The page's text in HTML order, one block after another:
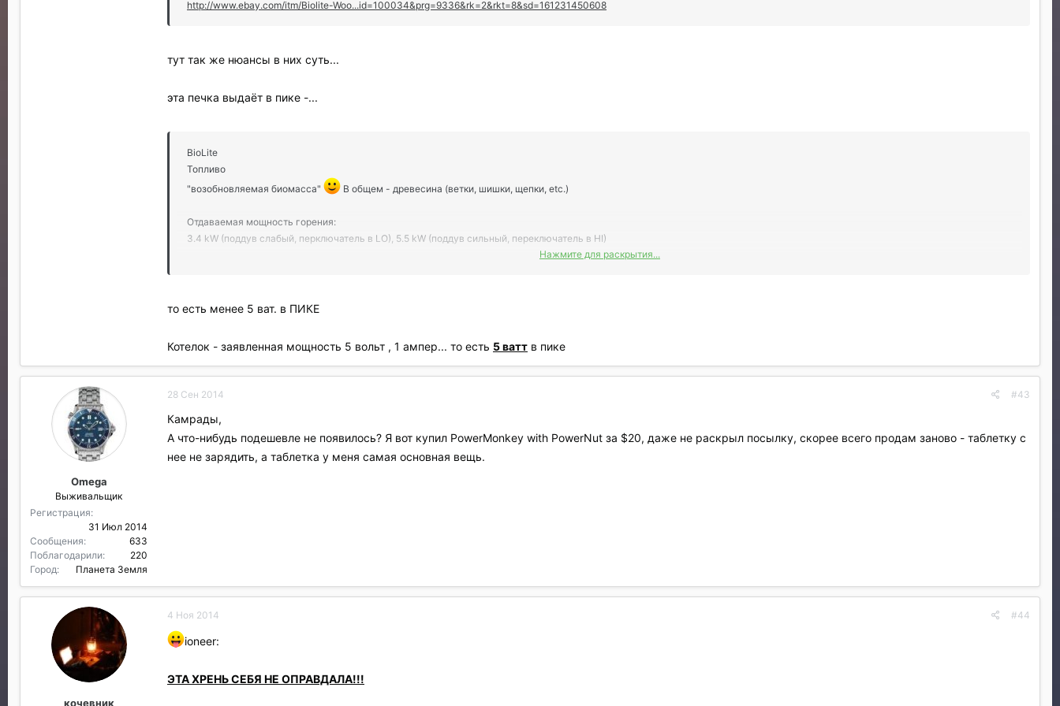
http://www.ebay.com/itm/Biolite-Woo...id=100034&prg=9336&rk=2&rkt=8&sd=161231450608
тут так же нюансы в них суть...
эта печка выдаёт в пике -...
BioLite
Топливо
"возобновляемая биомасса"
В общем - древесина (ветки, шишки, щепки, etc.)
Отдаваемая мощность горения:
3.4 kW (поддув слабый, перключатель в LO), 5.5 kW (поддув сильный, переключатель в HI)
Нажмите для раскрытия...
то есть менее 5 ват. в ПИКЕ
Котелок - заявленная мощность 5 вольт , 1 ампер... то есть 5 ватт в пике
Omega
Выживальщик
Регистрация
31 Июл 2014
Сообщения
633
Поблагодарили
220
Город
Планета Земля
28 Сен 2014 #43
Камрады,
А что-нибудь подешевле не появилось? Я вот купил PowerMonkey with PowerNut за $20, даже не раскрыл посылку, скорее всего продам заново - таблетку с
нее не зарядить, а таблетка у меня самая основная вещь.
кочевник
4 Ноя 2014 #44
ioneer:
ЭТА ХРЕНЬ СЕБЯ НЕ ОПРАВДАЛА!!!